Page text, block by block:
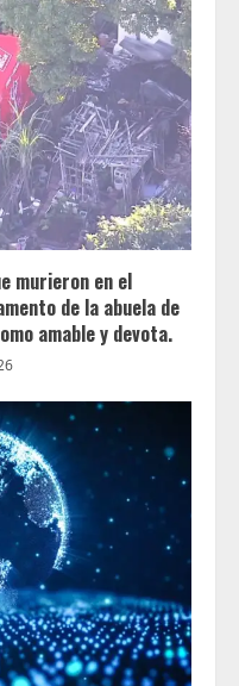
murieron en el
de la abuela de
amable y devota.